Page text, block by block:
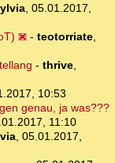
, 05.01.2017,
- teotorriate,
- thrive,
10:53
genau, ja was???
11:10
, 05.01.2017,